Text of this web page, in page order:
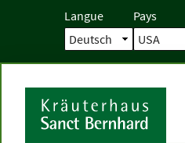
Langue Pays
Accueil